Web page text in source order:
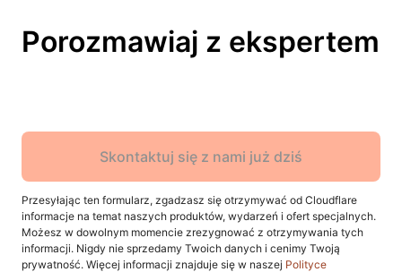
Porozmawiaj z ekspertem
Skontaktuj się z nami już dziś
Przesyłając ten formularz, zgadzasz się otrzymywać od Cloudflare
informacje na temat naszych produktów, wydarzeń i ofert specjalnych.
Możesz w dowolnym momencie zrezygnować z otrzymywania tych
informacji. Nigdy nie sprzedamy Twoich danych i cenimy Twoją
prywatność. Więcej informacji znajduje się w naszej Polityce